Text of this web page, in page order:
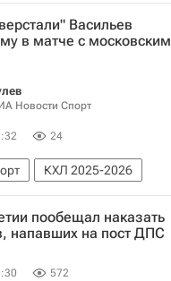
Васильев
в матче с московским
Новости Спорт
24
КХЛ 2025-2026
ХК Динамо (Москва)
пообещал наказать
напавших на пост ДПС
572